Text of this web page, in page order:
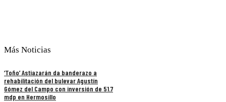
Más Noticias
‘Toño’ Astiazarán da banderazo a
rehabilitación del bulevar Agustín
Gómez del Campo con inversión de 51.7
mdp en Hermosillo